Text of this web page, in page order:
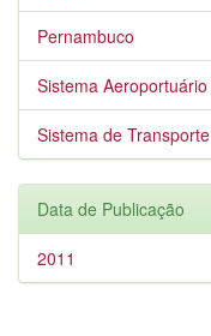
Pernambuco
Sistema Aeroportuário
Sistema de Transporte
Data de Publicação
2011